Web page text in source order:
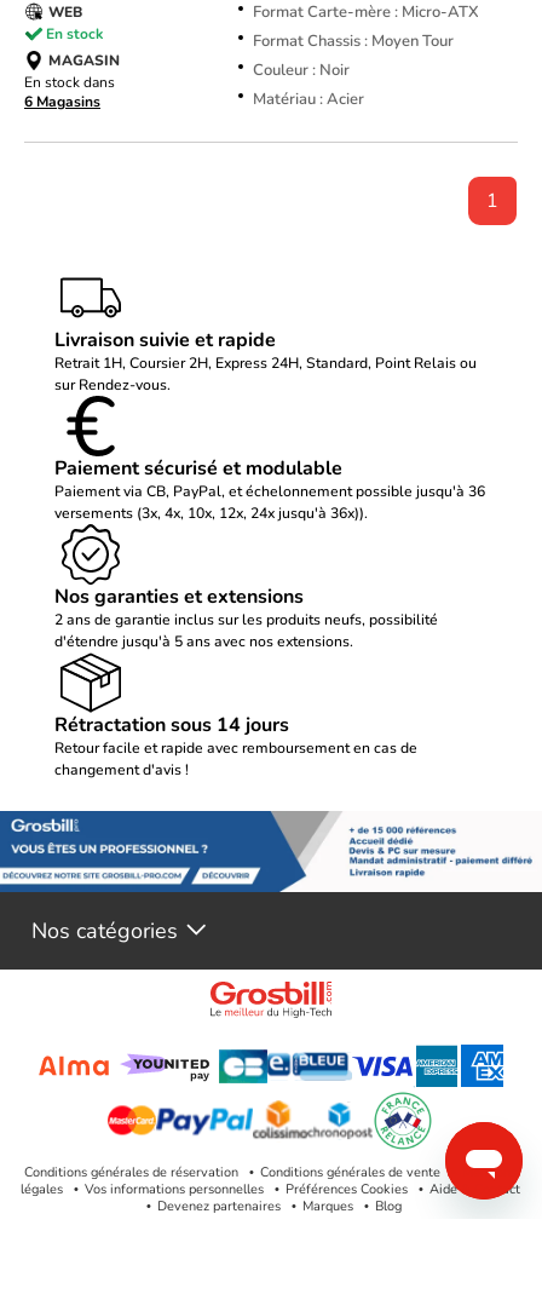
Format Carte-mère : Micro-ATX
Format Chassis : Moyen Tour
Couleur : Noir
Matériau : Acier
WEB
En stock
MAGASIN
En stock dans
6 Magasins
1
Livraison suivie et rapide
Retrait 1H, Coursier 2H, Express 24H, Standard, Point Relais ou
sur Rendez-vous.
Paiement sécurisé et modulable
Paiement via CB, PayPal, et échelonnement possible jusqu'à 36
versements (3x, 4x, 10x, 12x, 24x jusqu'à 36x)).
Nos garanties et extensions
2 ans de garantie inclus sur les produits neufs, possibilité
d'étendre jusqu'à 5 ans avec nos extensions.
Rétractation sous 14 jours
Retour facile et rapide avec remboursement en cas de
changement d'avis !
Nos catégories
Conditions générales de réservation Conditions générales de vente
Mentions
légales
Vos informations personnelles Préférences Cookies
Aide & Contact
Devenez partenaires
Marques Blog